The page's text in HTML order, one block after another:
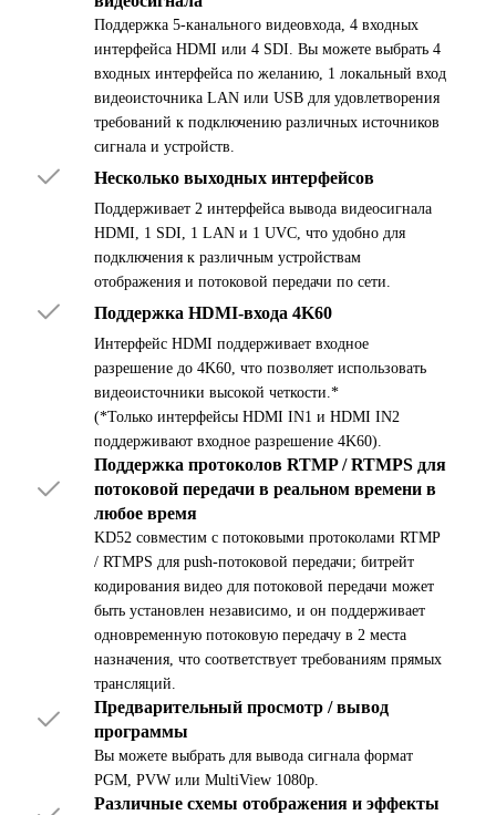
Поддержка 5-канального видеовхода, 4 входных
интерфейса HDMI или 4 SDI. Вы можете выбрать 4
входных интерфейса по желанию, 1 локальный вход
видеоисточника LAN или USB для удовлетворения
требований к подключению различных источников
сигнала и устройств.
Несколько выходных интерфейсов
Поддерживает 2 интерфейса вывода видеосигнала
HDMI, 1 SDI, 1 LAN и 1 UVC, что удобно для
подключения к различным устройствам
отображения и потоковой передачи по сети.
Поддержка HDMI-входа 4K60
Интерфейс HDMI поддерживает входное
разрешение до 4K60, что позволяет использовать
видеоисточники высокой четкости.*
(*Только интерфейсы HDMI IN1 и HDMI IN2
поддерживают входное разрешение 4K60).
Поддержка протоколов RTMP / RTMPS для
потоковой передачи в реальном времени в
любое время
KD52 совместим с потоковыми протоколами RTMP
/ RTMPS для push-потоковой передачи; битрейт
кодирования видео для потоковой передачи может
быть установлен независимо, и он поддерживает
одновременную потоковую передачу в 2 места
назначения, что соответствует требованиям прямых
трансляций.
Предварительный просмотр / вывод
программы
Вы можете выбрать для вывода сигнала формат
PGM, PVW или MultiView 1080p.
Различные схемы отображения и эффекты